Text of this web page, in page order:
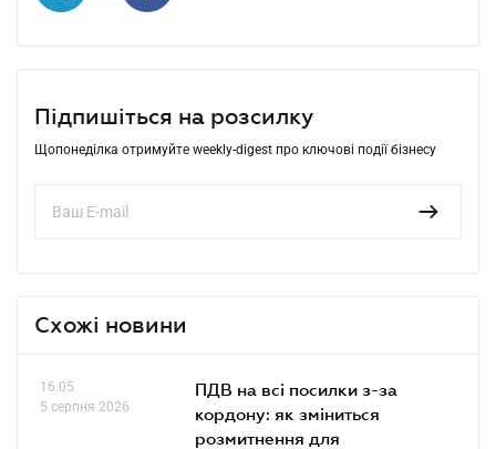
Підпишіться на розсилку
Щопонеділка отримуйте weekly-digest про ключові події бізнесу
Схожі новини
16.05
5 серпня 2026
ПДВ на всі посилки з-за
кордону: як зміниться
розмитнення для